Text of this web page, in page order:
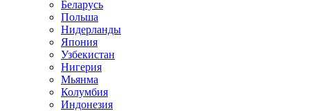
Беларусь
Польша
Нидерланды
Япония
Узбекистан
Нигерия
Мьянма
Колумбия
Индонезия